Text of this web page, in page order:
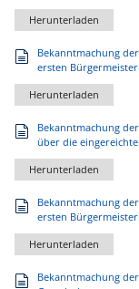
Herunterladen
Bekanntmachung
ersten
Herunterladen
Bekanntmachung
über die
Herunterladen
Bekanntmachung
ersten
Herunterladen
Bekanntmachung